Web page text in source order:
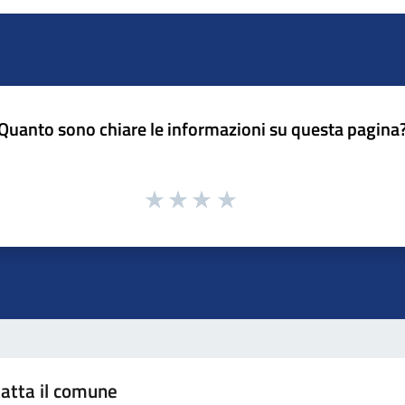
sono chiare le informazioni su questa
il comune